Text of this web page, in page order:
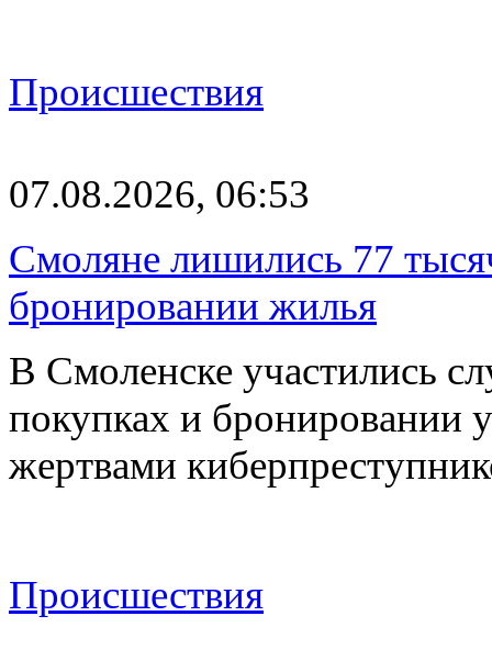
Происшествия
07.08.2026, 06:53
Смоляне лишились 77
бронировании жилья
В Смоленске участились
покупках и бронировании
жертвами
Происшествия